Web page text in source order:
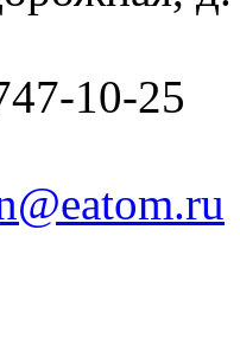
10-25